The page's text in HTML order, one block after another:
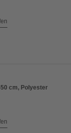
cm, Polyester